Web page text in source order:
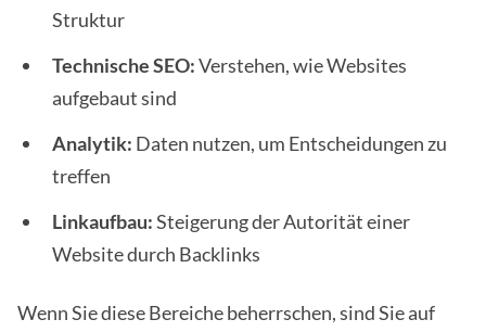
Struktur
Technische SEO:Verstehen, wie Websites
aufgebaut sind
Analytik: Daten nutzen, um Entscheidungen zu
treffen
Linkaufbau:Steigerung der Autorität einer
Website durch Backlinks
Wenn Sie diese Bereiche beherrschen, sind Sie auf